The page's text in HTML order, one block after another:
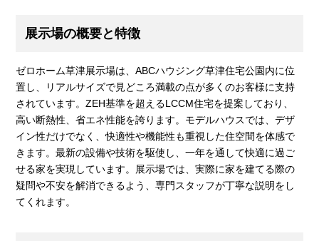
展示場の概要と特徴
ゼロホーム草津展示場は、ABCハウジング草津住宅公園内に位
置し、リアルサイズで見どころ満載の点が多くのお客様に支持
されています。ZEH基準を超えるLCCM住宅を提案しており、
高い断熱性、省エネ性能を誇ります。モデルハウスでは、デザ
イン性だけでなく、快適性や機能性も重視した住空間を体感で
きます。最新の設備や技術を駆使し、一年を通して快適に過ご
せる家を実現しています。展示場では、実際に家を建てる際の
疑問や不安を解消できるよう、専門スタッフが丁寧な説明をし
てくれます。